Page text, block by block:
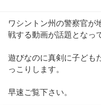
ワシントン州の警察官が
戦する動画が話題となっ
遊びなのに真剣に子ども
っこりします。
早速ご覧下さい。